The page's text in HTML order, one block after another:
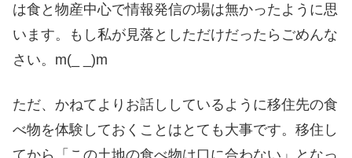
は食と物産中心で情報発信の場は無かったように思
います。もし私が見落としただけだったらごめんな
さい。m(_ _)m
ただ、かねてよりお話ししているように移住先の食
べ物を体験しておくことはとても大事です。移住し
てから「この土地の食べ物は口に合わない」となっ